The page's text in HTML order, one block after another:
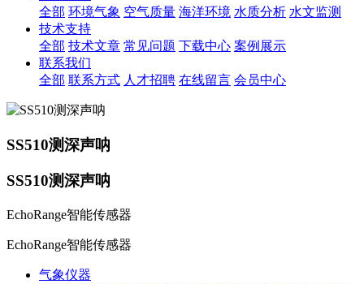
全部 环境气象 空气质量 海洋环境 水质分析 水文监测
技术支持
全部 技术文章 常见问题 下载中心 案例展示
联系我们
全部 联系方式 人才招聘 在线留言 会员中心
SS510测深声呐
SS510测深声呐
EchoRange智能传感器
EchoRange智能传感器
气象仪器